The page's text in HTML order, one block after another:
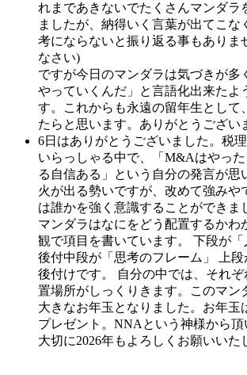
れまであきないでたくさんマンダラ
ましたが、納得いく言葉が出てこな
考にならないと振り返る事もありま
なさい)
ですが今日のマンダラは気づきが多
やっていくんだ」と言語化出来たよ
す。これからも永遠の留年生として
たらと思います。ありがとうござい
6日はありがとうございました。税
いらっしゃる中で、「M&Aはやっ
る自信ある」という自分の発言が思
火が出る勢いですが、改めて強みや
は誰かを強く意識することができま
マンダラはなにをどう配置するかわ
観で項目を書いています。 下段が
後付中段が「思考のフレーム」 上
後付けです。 自分の中では、それ
置場所がしっくりきます。このマン
大きなお年玉となりました。お年玉
プレゼント。NNAという神様から
大切に2026年もよろしくお願いいた